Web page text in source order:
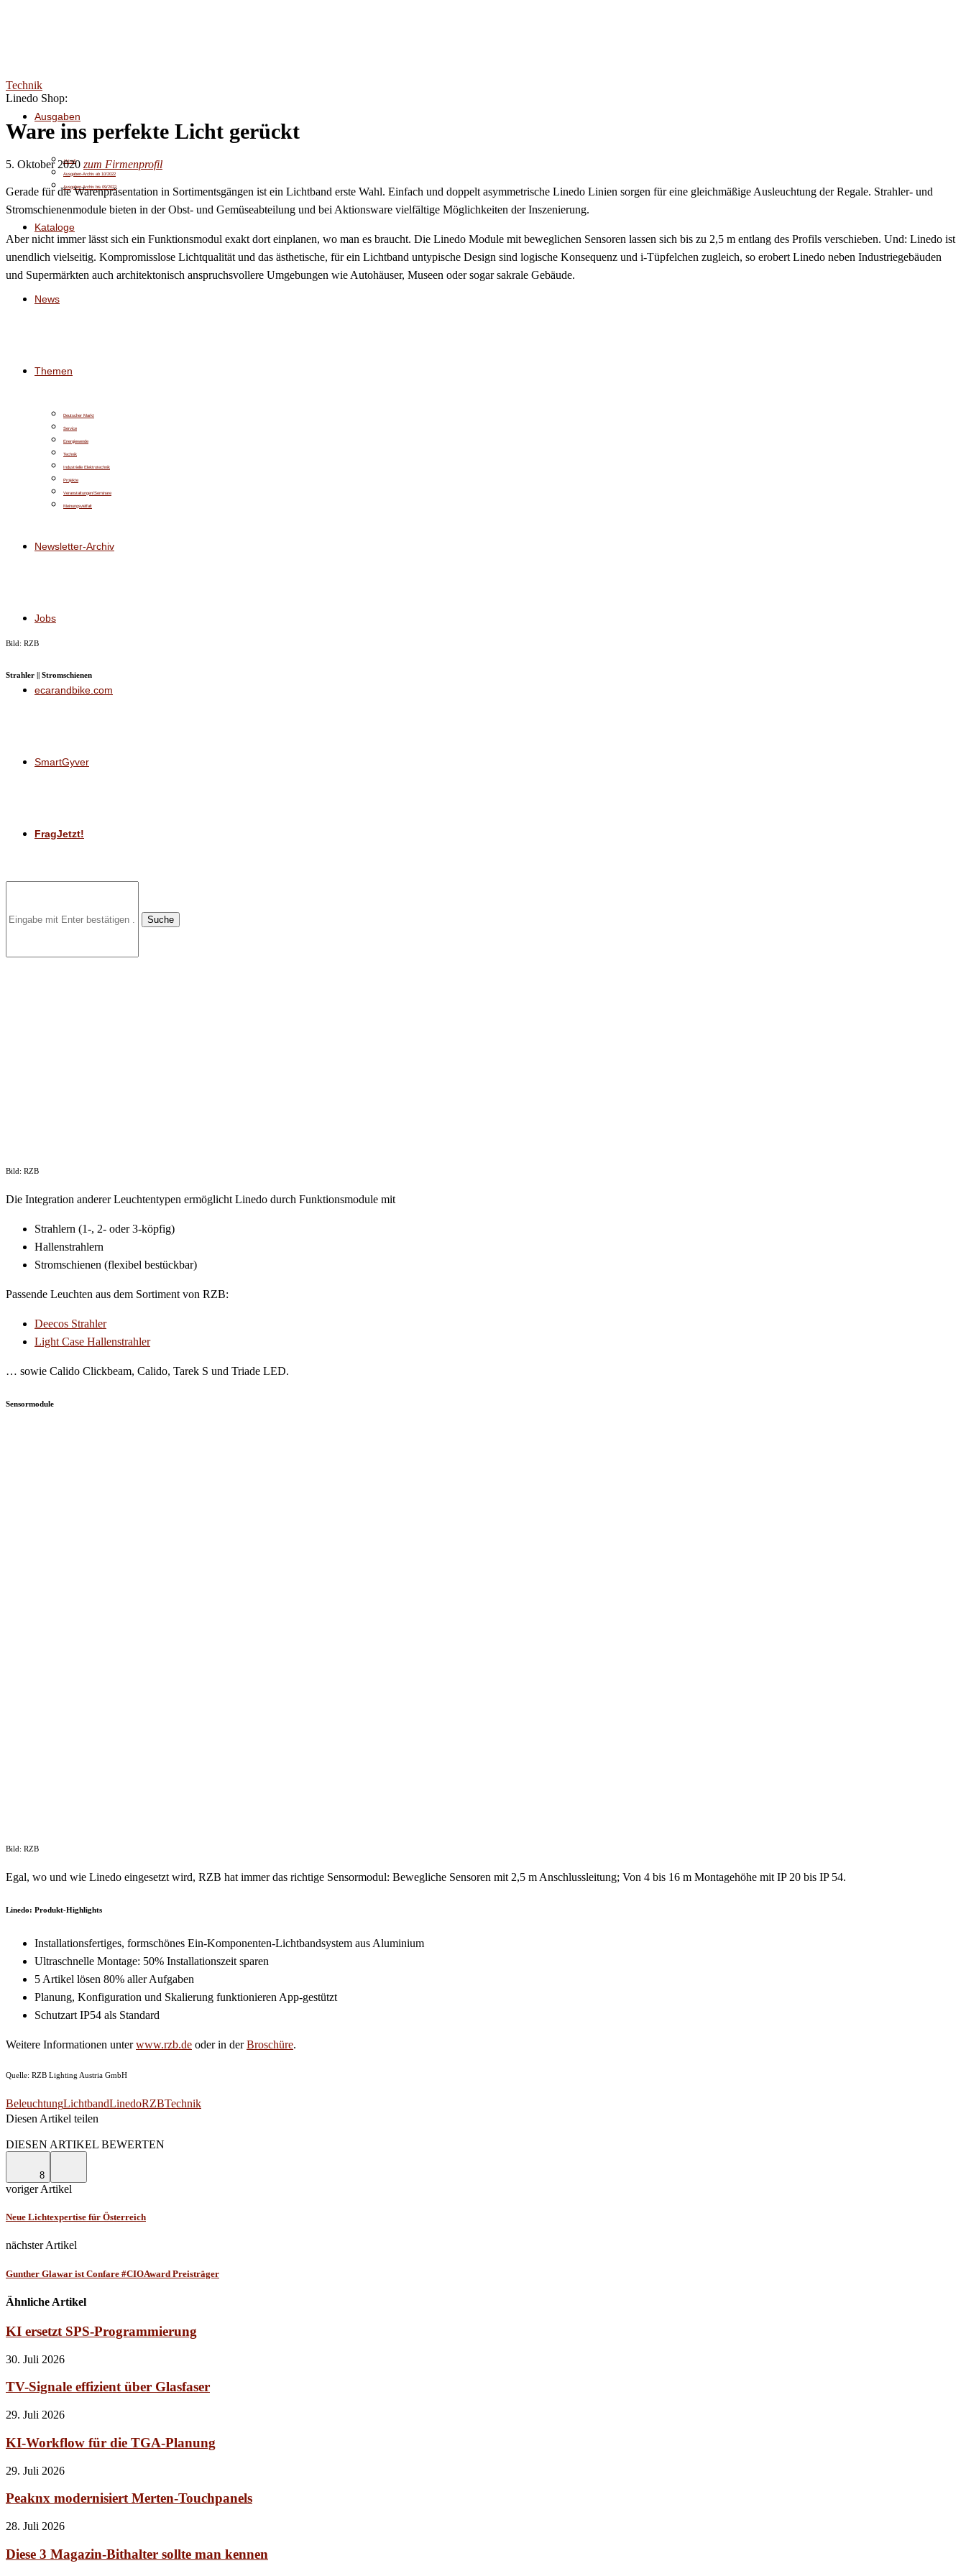
Ausgaben
Aktuell
Ausgaben-Archiv ab 10/2022
Ausgaben-Archiv bis 09/2022
Kataloge
News
Themen
Deutscher Markt
Service
Energiewende
Technik
Industrielle Elektrotechnik
Projekte
Veranstaltungen/Seminare
Meinungsvielfalt
Newsletter-Archiv
Jobs
ecarandbike.com
SmartGyver
FragJetzt!
Suche
Technik
Linedo Shop:
Ware ins perfekte Licht gerückt
5. Oktober 2020 zum Firmenprofil
Gerade für die Warenpräsentation in Sortimentsgängen ist ein Lichtband erste Wahl. Einfach und doppelt asymmetrische Linedo Linien sorgen für eine gleichmäßige Ausleuchtung der Regale. Strahler- und
Stromschienenmodule bieten in der Obst- und Gemüseabteilung und bei Aktionsware vielfältige Möglichkeiten der Inszenierung.
Aber nicht immer lässt sich ein Funktionsmodul exakt dort einplanen, wo man es braucht. Die Linedo Module mit beweglichen Sensoren lassen sich bis zu 2,5 m entlang des Profils verschieben. Und: Linedo ist
unendlich vielseitig. Kompromisslose Lichtqualität und das ästhetische, für ein Lichtband untypische Design sind logische Konsequenz und i-Tüpfelchen zugleich, so erobert Linedo neben Industriegebäuden
und Supermärkten auch architektonisch anspruchsvollere Umgebungen wie Autohäuser, Museen oder sogar sakrale Gebäude.
Bild: RZB
Strahler || Stromschienen
Bild: RZB
Die Integration anderer Leuchtentypen ermöglicht Linedo durch Funktionsmodule mit
Strahlern (1-, 2- oder 3-köpfig)
Hallenstrahlern
Stromschienen (flexibel bestückbar)
Passende Leuchten aus dem Sortiment von RZB:
Deecos Strahler
Light Case Hallenstrahler
… sowie Calido Clickbeam, Calido, Tarek S und Triade LED.
Sensormodule
Bild: RZB
Egal, wo und wie Linedo eingesetzt wird, RZB hat immer das richtige Sensormodul: Bewegliche Sensoren mit 2,5 m Anschlussleitung; Von 4 bis 16 m Montagehöhe mit IP 20 bis IP 54.
Linedo: Produkt-Highlights
Installationsfertiges, formschönes Ein-Komponenten-Lichtbandsystem aus Aluminium
Ultraschnelle Montage: 50% Installationszeit sparen
5 Artikel lösen 80% aller Aufgaben
Planung, Konfiguration und Skalierung funktionieren App-gestützt
Schutzart IP54 als Standard
Weitere Informationen unterwww.rzb.de oder in derBroschüre.
Quelle: RZB Lighting Austria GmbH
BeleuchtungLichtbandLinedoRZBTechnik
Diesen Artikel teilen
DIESEN ARTIKEL BEWERTEN
8
voriger Artikel
Neue Lichtexpertise für Österreich
nächster Artikel
Gunther Glawar ist Confare #CIOAward Preisträger
Ähnliche Artikel
KI ersetzt SPS-Programmierung
30. Juli 2026
TV-Signale effizient über Glasfaser
29. Juli 2026
KI-Workflow für die TGA-Planung
29. Juli 2026
Peaknx modernisiert Merten-Touchpanels
28. Juli 2026
Diese 3 Magazin-Bithalter sollte man kennen